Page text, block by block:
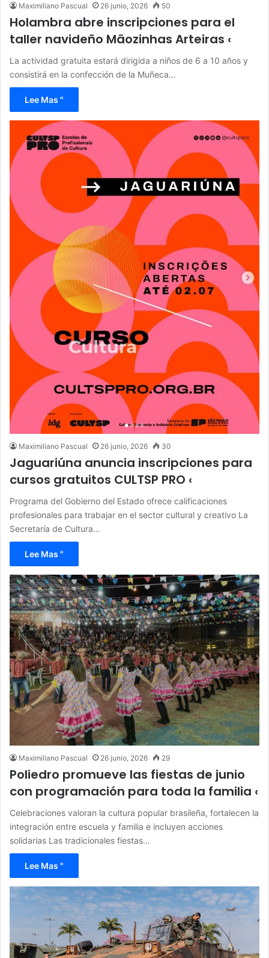
Maximiliano Pascual 26 junio, 2026 50
Holambra abre inscripciones para el
taller navideño Mãozinhas Arteiras ‹
La actividad gratuita estará dirigida a niños de 6 a 10 años y
consistirá en la confección de la Muñeca…
Lee Mas "
Maximiliano Pascual 26 junio, 2026 30
Jaguariúna anuncia inscripciones para
cursos gratuitos CULTSP PRO ‹
Programa del Gobierno del Estado ofrece calificaciones
profesionales para trabajar en el sector cultural y creativo La
Secretaría de Cultura…
Lee Mas "
Maximiliano Pascual 26 junio, 2026 29
Poliedro promueve las fiestas de junio
con programación para toda la familia ‹
Celebraciones valoran la cultura popular brasileña, fortalecen la
integración entre escuela y familia e incluyen acciones
solidarias Las tradicionales fiestas…
Lee Mas "